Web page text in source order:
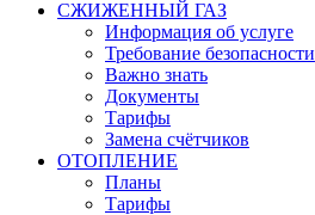
СЖИЖЕННЫЙ ГАЗ
Информация об услуге
Требование безопасности
Важно знать
Документы
Тарифы
Замена счётчиков
ОТОПЛЕНИЕ
Планы
Тарифы